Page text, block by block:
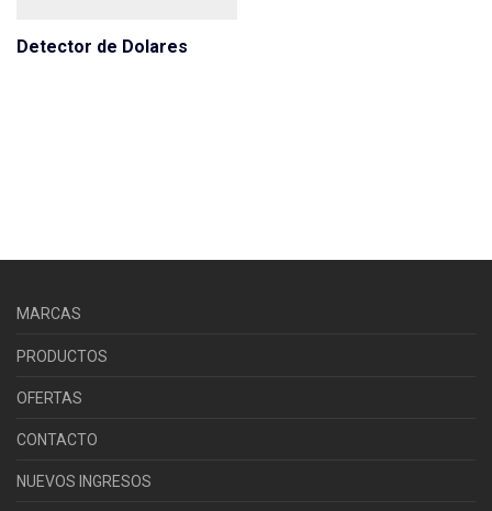
Detector de Dolares
MARCAS
PRODUCTOS
OFERTAS
CONTACTO
NUEVOS INGRESOS